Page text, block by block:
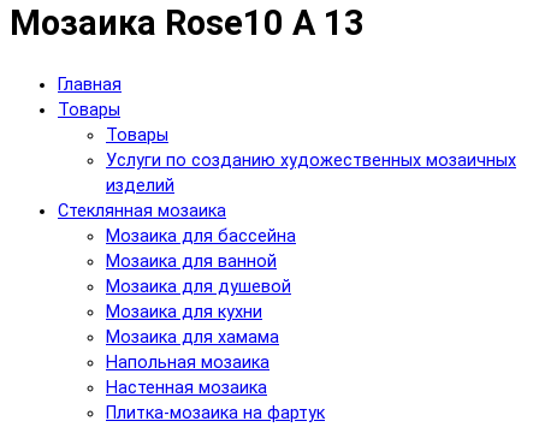
Мозаика Rose10 A 13
Главная
Товары
Товары
Услуги по созданию художественных мозаичных
изделий
Cтеклянная мозаика
Мозаика для бассейна
Мозаика для ванной
Мозаика для душевой
Мозаика для кухни
Мозаика для хамама
Напольная мозаика
Настенная мозаика
Плитка-мозаика на фартук